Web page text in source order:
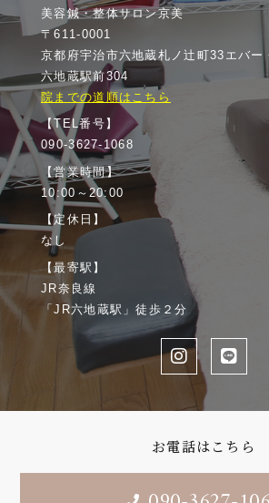
美容鍼・整体サロン京美
〒611-0001
京都府宇治市六地蔵札ノ辻町33エバー
六地蔵駅前304
院までの道順はこちら
【TEL番号】
090-3627-1068
【営業時間】
10:00～20:00
【定休日】
なし
【最寄駅】
JR奈良線
「JR六地蔵駅」徒歩２分
お電話はこちら